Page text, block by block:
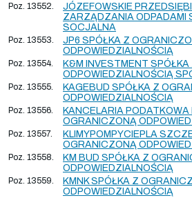
Poz. 13552.
JÓZEFOWSKIE
ZARZĄDZANIA ODPADAMI
SOCJALNA
Poz. 13553.
JP6 SPÓŁKA Z
ODPOWIEDZIALNOŚCIĄ
Poz. 13554.
K&M INVESTMENT
ODPOWIEDZIALNOŚCIĄ
Poz. 13555.
KAGEBUD SPÓŁKA Z
ODPOWIEDZIALNOŚCIĄ
Poz. 13556.
KANCELARIA
OGRANICZONĄ
Poz. 13557.
KLIMYPOMPYCIEPLA
OGRANICZONĄ
Poz. 13558.
KM BUD SPÓŁKA Z
ODPOWIEDZIALNOŚCIĄ
Poz. 13559.
KMNK SPÓŁKA Z
ODPOWIEDZIALNOŚCIĄ